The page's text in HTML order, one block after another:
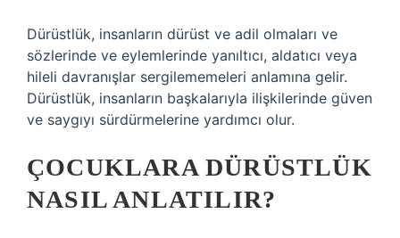
Dürüstlük, insanların dürüst ve adil olmaları ve
sözlerinde ve eylemlerinde yanıltıcı, aldatıcı veya
hileli davranışlar sergilememeleri anlamına gelir.
Dürüstlük, insanların başkalarıyla ilişkilerinde güven
ve saygıyı sürdürmelerine yardımcı olur.
ÇOCUKLARA DÜRÜSTLÜK
NASIL ANLATILIR?